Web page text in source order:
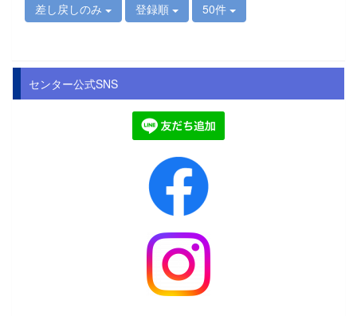
差し戻しのみ 登録順 50件
センター公式SNS